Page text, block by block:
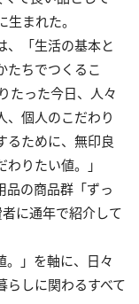
生まれた。
、「生活の基本と
たちでつくるこ
たった今日、人々
、個人のこだわり
るために、無印良
りたい値。」
品の商品群「ずっ
に通年で紹介して
。」を軸に、日々
らしに関わるすべて